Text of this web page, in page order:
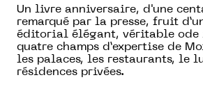
Un livre anniversaire, d'une
remarqué par la presse, fruit
éditorial élégant, véritable ode
quatre champs d’expertise de
les palaces, les restaurants, le
résidences privées.